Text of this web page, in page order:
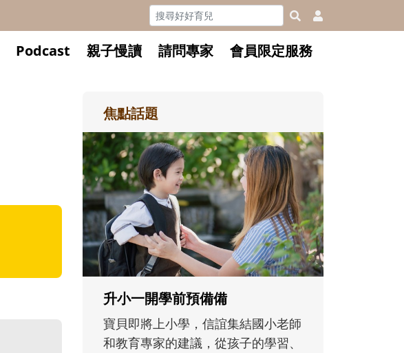
Podcast 親子慢讀 請問專家 會員限定服務
焦點話題
升小一開學前預備備
寶貝即將上小學，信誼集結國小老師
和教育專家的建議，從孩子的學習、